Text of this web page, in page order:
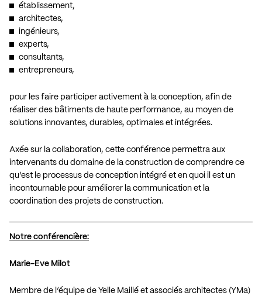
établissement,
architectes,
ingénieurs,
experts,
consultants,
entrepreneurs,
pour les faire participer activement à la conception, afin de
réaliser des bâtiments de haute performance, au moyen de
solutions innovantes, durables, optimales et intégrées.
Axée sur la collaboration, cette conférence permettra aux
intervenants du domaine de la construction de comprendre ce
qu’est le processus de conception intégré et en quoi il est un
incontournable pour améliorer la communication et la
coordination des projets de construction.
Notre conférencière:
Marie-Eve Milot
Membre de l’équipe de Yelle Maillé et associés architectes (YMa)